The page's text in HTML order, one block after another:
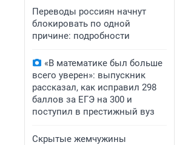
Переводы россиян начнут
блокировать по одной
причине: подробности
«В математике был больше
всего уверен»: выпускник
рассказал, как исправил 298
баллов за ЕГЭ на 300 и
поступил в престижный вуз
Скрытые жемчужины